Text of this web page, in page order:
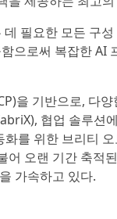
필요한 모든 구
으로써 복잡한 AI
을 기반으로, 다
협업 솔루션
를 위한 브리티
어 오랜 기간 축적
가속하고 있다.